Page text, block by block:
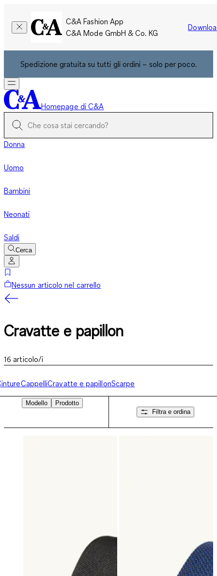
C&A Fashion App
C&A Mode GmbH & Co. KG
Spedizione gratuita su tutti gli ordini – solo per poco.
Homepage di C&A
Donna
Uomo
Bambini
Neonati
Saldi
Cerca
Nessun articolo nel carrello
Cravatte e papillon
16 articolo/i
CappelliCravatte e papillonScarpe
Modello
Prodotto
Filtra e ordina